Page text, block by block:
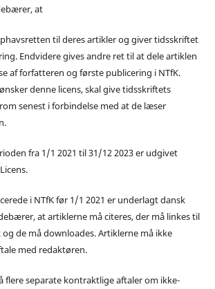
at
til deres artikler og giver tidsskriftet
Endvidere gives andre ret til at dele artiklen
af forfatteren og første publicering i NTfK.
denne licens, skal give tidsskriftets
senest i forbindelse med at de læser
fra 1/1 2021 til 31/12 2023 er udgivet
i NTfK før 1/1 2021 er underlagt dansk
at artiklerne må citeres, der må linkes til
de må downloades. Artiklerne må ikke
med redaktøren.
flere separate kontraktlige aftaler om ikke-